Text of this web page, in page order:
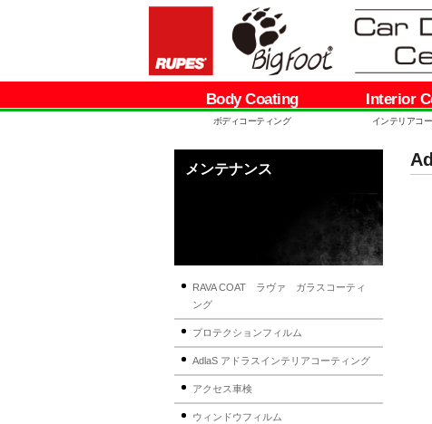
Body Coating
ボディコーティング
Interior
インテリアコ
メンテナンス
RAVA COAT ラヴァ ガラスコーティ
ング
プロテクションフィルム
AdlaS アドラスインテリアコーティング
アクセス車検
ウィンドウフィルム